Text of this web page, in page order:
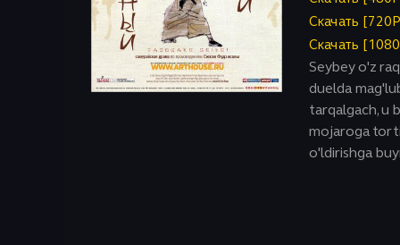
Скачать
Скачать
Seybey o'z
duelda
tarqalgach, u
mojaroga
o'ldirishga